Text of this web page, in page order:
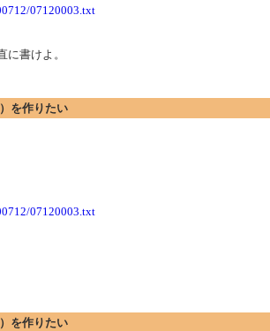
07120003.txt
書けよ。
を作りたい
07120003.txt
を作りたい